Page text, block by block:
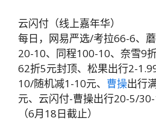
云闪付（线上嘉年华）
每日，网易严选/考拉66-6、
20-10、同程100-10、奈雪9
62折5元封顶、松果出行2-
10/随机减1-10元、 曹操出行
元、云闪付-曹操出行20-5/
（6月18日截止）